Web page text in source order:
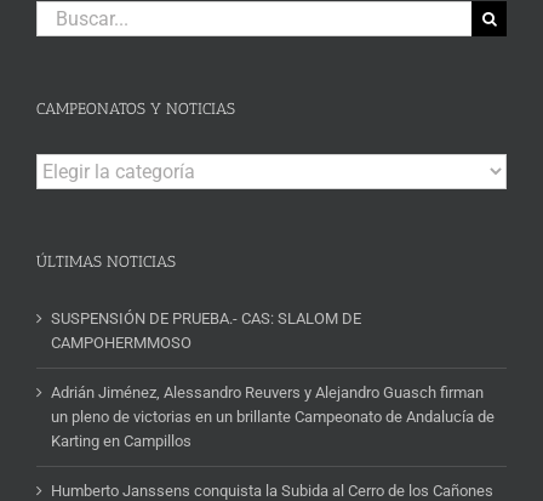
Buscar:
CAMPEONATOS Y NOTICIAS
Campeonatos
y
ÚLTIMAS NOTICIAS
SUSPENSIÓN DE PRUEBA.- CAS: SLALOM DE
CAMPOHERMMOSO
Adrián Jiménez, Alessandro Reuvers y Alejandro Guasch firman
un pleno de victorias en un brillante Campeonato de Andalucía de
Karting en Campillos
Humberto Janssens conquista la Subida al Cerro de los Cañones